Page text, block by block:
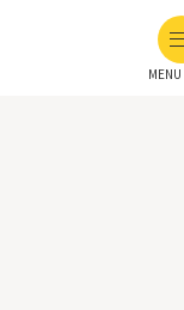
MENU